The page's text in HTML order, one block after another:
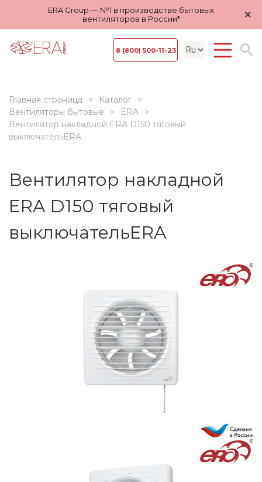
ERA Group — №1 в производстве бытовых
вентиляторов в России*
×
8 (800) 500-11-23
Главная страница
Каталог
Вентиляторы бытовые
ERA
Вентилятор накладной ERA D150 тяговый
выключательERA
Вентилятор накладной
ERA D150 тяговый
выключательERA